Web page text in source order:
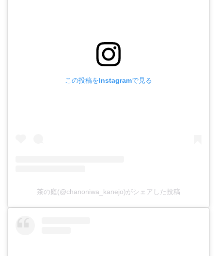
この投稿をInstagramで見る
茶の庭(@chanoniwa_kanejo)がシェアした投稿